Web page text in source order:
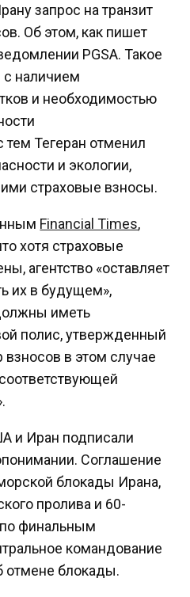
запрос на транзит
Об этом, как пишет
PGSA. Такое
наличием
и необходимостью
тем Тегеран отменил
и экологии,
страховые взносы.
Financial Times,
хотя страховые
агентство «оставляет
их в будущем»,
иметь
полис, утвержденный
в этом случае
и Иран подписали
Соглашение
блокады Ирана,
пролива и 60-
финальным
командование
блокады.